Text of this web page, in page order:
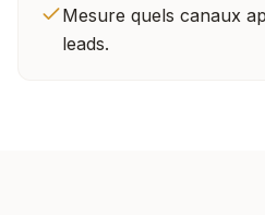
Mesure quels canaux
leads.